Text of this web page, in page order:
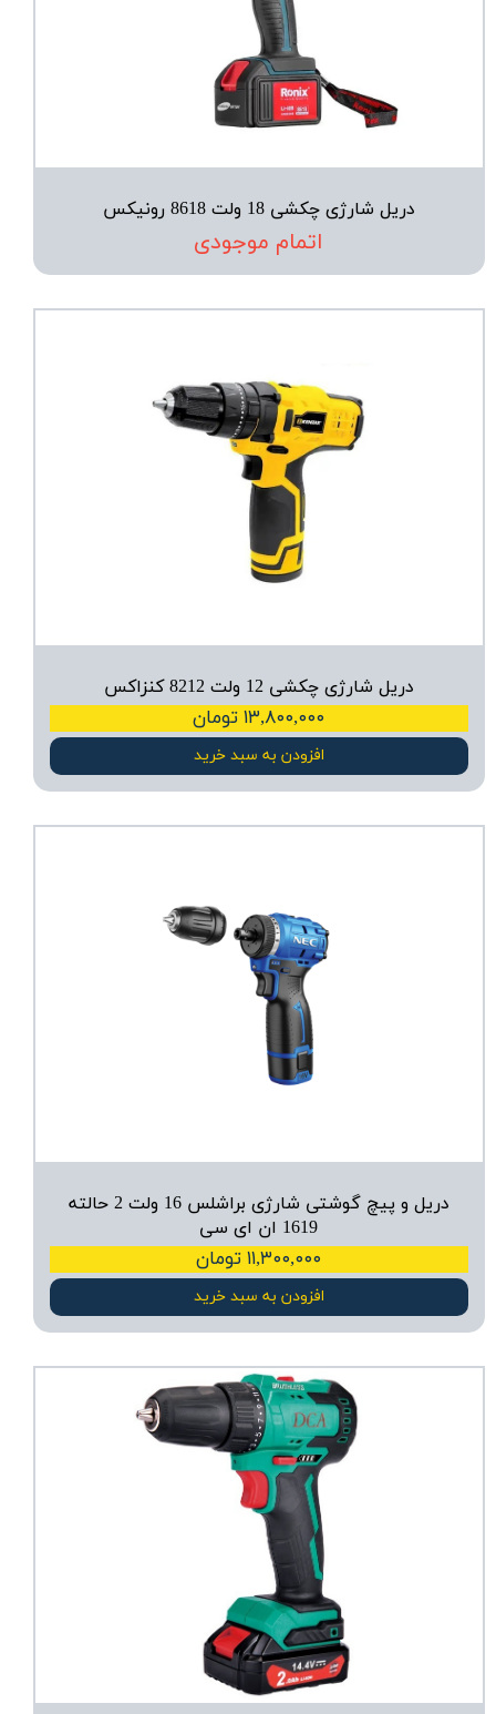
دریل شارژی چکشی 18 ولت 8618 رونیکس
اتمام موجودی
دریل شارژی چکشی 12 ولت 8212 کنزاکس
۱۳,۸۰۰,۰۰۰ تومان
افزودن به سبد خرید
دریل و پیچ گوشتی شارژی براشلس 16 ولت 2 حالته
1619 ان ای سی
۱۱,۳۰۰,۰۰۰ تومان
افزودن به سبد خرید